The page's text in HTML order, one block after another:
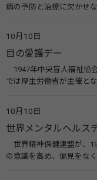
病の予防と治療に欠かせ
療研究会） 糖尿病ネット
10月10日
目の愛護デー
1947年中央盲人福祉協
では厚生労働省が主催と
会）
10月10日
世界メンタルヘルス
世界精神保健連盟が、
の意識を高め、偏見をな